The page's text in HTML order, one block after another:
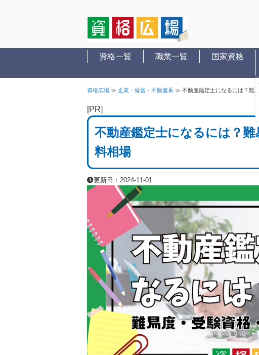
資格一覧 職業一覧 国家資格
資格広場 ≫ 企業・経営・不動産系 ≫ 不動産鑑定士になるには？難
[PR]
不動産鑑定士になるには？
料相場
更新日：2024-11-01